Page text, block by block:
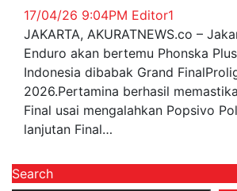
17/04/26 9:04PM Editor1
JAKARTA, AKURATNEWS.co –
Enduro akan bertemu Phonska
Indonesia dibabak Grand
2026.Pertamina berhasil
Final usai mengalahkan Popsivo
lanjutan Final…
Search